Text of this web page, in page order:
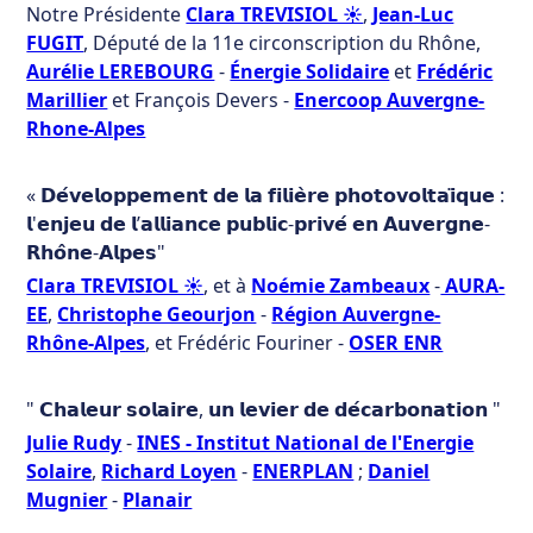
Notre Présidente Clara TREVISIOL ☀, Jean-Luc
FUGIT, Député de la 11e circonscription du Rhône,
Aurélie LEREBOURG - Énergie Solidaireet Frédéric
Marillieret François Devers - Enercoop Auvergne-
Rhone-Alpes
« 𝗗𝗲́𝘃𝗲𝗹𝗼𝗽𝗽𝗲𝗺𝗲𝗻𝘁 𝗱𝗲 𝗹𝗮 𝗳𝗶𝗹𝗶𝗲̀𝗿𝗲 𝗽𝗵𝗼𝘁𝗼𝘃𝗼𝗹𝘁𝗮𝗶̈𝗾𝘂𝗲 :
𝗹'𝗲𝗻𝗷𝗲𝘂 𝗱𝗲 𝗹’𝗮𝗹𝗹𝗶𝗮𝗻𝗰𝗲 𝗽𝘂𝗯𝗹𝗶𝗰-𝗽𝗿𝗶𝘃𝗲́ 𝗲𝗻 𝗔𝘂𝘃𝗲𝗿𝗴𝗻𝗲-
𝗥𝗵𝗼̂𝗻𝗲-𝗔𝗹𝗽𝗲𝘀"
Clara TREVISIOL ☀, et à Noémie Zambeaux-AURA-
EE, Christophe Geourjon - Région Auvergne-
Rhône-Alpes, et Frédéric Fouriner - OSER ENR
" 𝗖𝗵𝗮𝗹𝗲𝘂𝗿 𝘀𝗼𝗹𝗮𝗶𝗿𝗲, 𝘂𝗻 𝗹𝗲𝘃𝗶𝗲𝗿 𝗱𝗲 𝗱𝗲́𝗰𝗮𝗿𝗯𝗼𝗻𝗮𝘁𝗶𝗼𝗻 "
Julie Rudy-INES - Institut National de l'Energie
Solaire, Richard Loyen - ENERPLAN ; Daniel
Mugnier- Planair